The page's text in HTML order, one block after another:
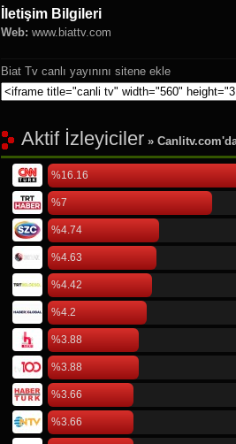
İletişim Bilgileri
Web: www.biattv.com
Biat Tv canlı yayınını sitene ekle
Aktif İzleyiciler »
%16.16
%7
%4.74
%4.63
%4.42
%4.2
%3.88
%3.88
%3.66
%3.66